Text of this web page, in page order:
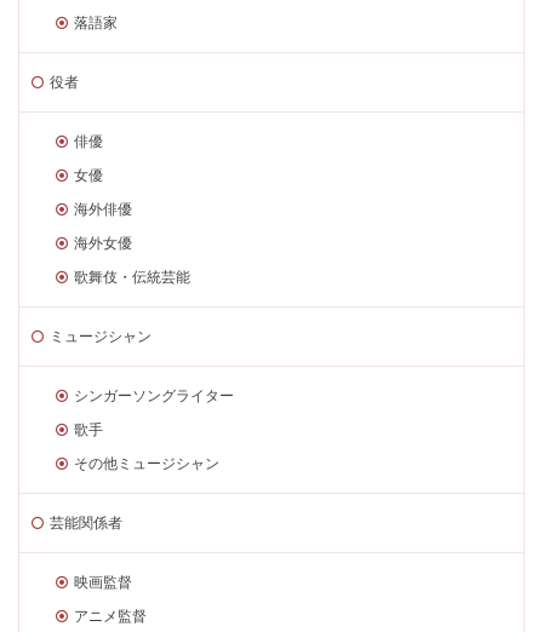
落語家
役者
俳優
女優
海外俳優
海外女優
歌舞伎・伝統芸能
ミュージシャン
シンガーソングライター
歌手
その他ミュージシャン
芸能関係者
映画監督
アニメ監督